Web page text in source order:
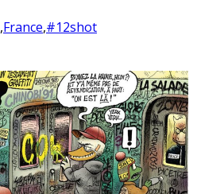
,France,#12shot